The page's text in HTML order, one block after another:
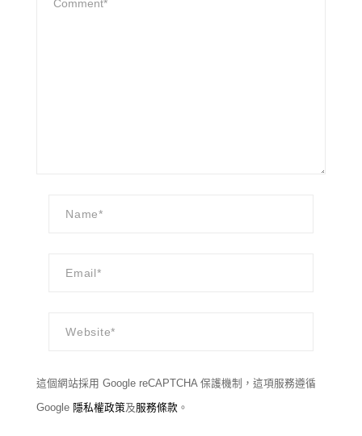
這個網站採用 Google reCAPTCHA 保護機制，這項服務遵循
Google 隱私權政策及服務條款 。